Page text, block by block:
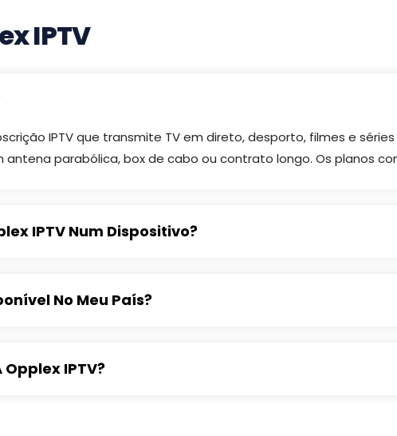
IPTV
IPTV que transmite TV em direto, desporto, filmes e
antena parabólica, box de cabo ou contrato longo. Os planos
IPTV Num Dispositivo?
No Meu País?
IPTV?